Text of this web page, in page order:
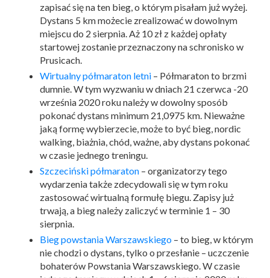
zapisać się na ten bieg, o którym pisałam już wyżej.
Dystans 5 km możecie zrealizować w dowolnym
miejscu do 2 sierpnia. Aż 10 zł z każdej opłaty
startowej zostanie przeznaczony na schronisko w
Prusicach.
Wirtualny półmaraton letni – Półmaraton to brzmi
dumnie. W tym wyzwaniu w dniach 21 czerwca -20
września 2020 roku należy w dowolny sposób
pokonać dystans minimum 21,0975 km. Nieważne
jaką formę wybierzecie, może to być bieg, nordic
walking, biażnia, chód, ważne, aby dystans pokonać
w czasie jednego treningu.
Szczeciński półmaraton – organizatorzy tego
wydarzenia także zdecydowali się w tym roku
zastosować wirtualną formułę biegu. Zapisy już
trwają, a bieg należy zaliczyć w terminie 1 – 30
sierpnia.
Bieg powstania Warszawskiego – to bieg, w którym
nie chodzi o dystans, tylko o przesłanie – uczczenie
bohaterów Powstania Warszawskiego. W czasie